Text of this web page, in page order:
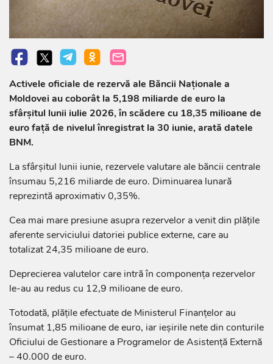
Activele oficiale de rezervă ale Băncii Naționale a
Moldovei au coborât la 5,198 miliarde de euro la
sfârșitul lunii iulie 2026, în scădere cu 18,35 milioane de
euro față de nivelul înregistrat la 30 iunie, arată datele
BNM.
La sfârșitul lunii iunie, rezervele valutare ale băncii centrale
însumau 5,216 miliarde de euro. Diminuarea lunară
reprezintă aproximativ 0,35%.
Cea mai mare presiune asupra rezervelor a venit din plățile
aferente serviciului datoriei publice externe, care au
totalizat 24,35 milioane de euro.
Deprecierea valutelor care intră în componența rezervelor
le-au au redus cu 12,9 milioane de euro.
Totodată, plățile efectuate de Ministerul Finanțelor au
însumat 1,85 milioane de euro, iar ieșirile nete din conturile
Oficiului de Gestionare a Programelor de Asistență Externă
– 40.000 de euro.